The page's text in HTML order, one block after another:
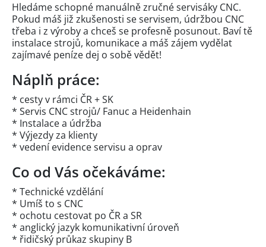
Hledáme schopné manuálně zručné servisáky CNC.
Pokud máš již zkušenosti se servisem, údržbou CNC
třeba i z výroby a chceš se profesně posunout. Baví tě
instalace strojů, komunikace a máš zájem vydělat
zajímavé peníze dej o sobě vědět!
Náplň práce:
* cesty v rámci ČR + SK
* Servis CNC strojů/ Fanuc a Heidenhain
* Instalace a údržba
* Výjezdy za klienty
* vedení evidence servisu a oprav
Co od Vás očekáváme:
* Technické vzdělání
* Umíš to s CNC
* ochotu cestovat po ČR a SR
* anglický jazyk komunikativní úroveň
* řidičský průkaz skupiny B